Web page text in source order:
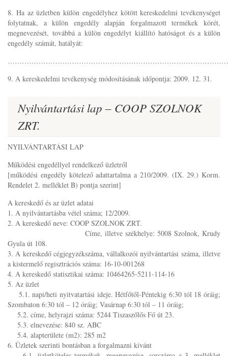
8. Ha az üzletben külön engedélyhez kötött kereskedelmi tevékenységet
folytatnak, a külön engedély alapján forgalmazott termékek körét,
megnevezését, továbbá a külön engedélyt kiállító hatóságot és a külön
engedély számát, hatályát:
9. A kereskedelmi tevékenység módosításának időpontja: 2009. 12. 31.
Nyilvántartási lap – COOP SZOLNOK
ZRT.
NYILVÁNTARTÁSI LAP
Működési engedéllyel rendelkező üzletről
[működési engedély kötelező adattartalma a 210/2009. (IX. 29.) Korm.
Rendelet 2. melléklet B) pontja szerint]
A kereskedő és az üzlet adatai
1. A nyilvántartásba vétel száma; 12/2009.
2. A kereskedő neve: COOP SZOLNOK ZRT.
Címe, illetve székhelye: 5008 Szolnok, Krudy
Gyula út 108.
3. A kereskedő cégjegyzékszáma, vállalkozói nyilvántartási száma, illetve
a kistermelő regisztrációs száma: 16-10-001268
4. A kereskedő statisztikai száma: 10464265-5211-114-16
5. Az üzlet
5.1. napi/heti nyitvatartási ideje. Hétfőtől-Péntekig 6:30 tól 18 óráig;
Szombaton 6:30 tól – 12 óráig; Vasárnap 6:30 tól – 11 óráig;
5.2. címe, helyrajzi száma: 5244 Tiszaszőlős Fő út 23.
5.3. elnevezése: 840 sz. ABC
5.4. alapterülete (m2): 285 m2
6. Üzletek szerinti bontásban a forgalmazni kívánt